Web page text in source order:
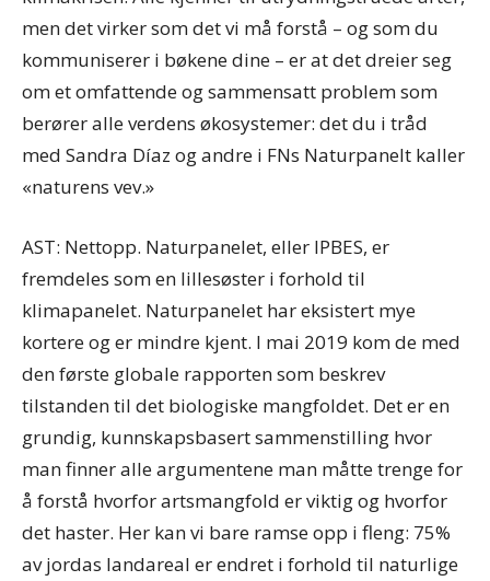
men det virker som det vi må forstå – og som du
kommuniserer i bøkene dine – er at det dreier seg
om et omfattende og sammensatt problem som
berører alle verdens økosystemer: det du i tråd
med Sandra Díaz og andre i FNs Naturpanelt kaller
«naturens vev.»
AST: Nettopp. Naturpanelet, eller IPBES, er
fremdeles som en lillesøster i forhold til
klimapanelet. Naturpanelet har eksistert mye
kortere og er mindre kjent. I mai 2019 kom de med
den første globale rapporten som beskrev
tilstanden til det biologiske mangfoldet. Det er en
grundig, kunnskapsbasert sammenstilling hvor
man finner alle argumentene man måtte trenge for
å forstå hvorfor artsmangfold er viktig og hvorfor
det haster. Her kan vi bare ramse opp i fleng: 75%
av jordas landareal er endret i forhold til naturlige